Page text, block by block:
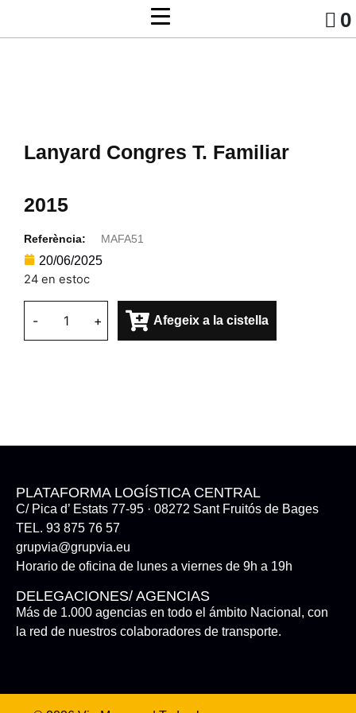
0
Lanyard Congres T. Familiar
2015
Referència: MAFA51
20/06/2025
24 en estoc
- + Afegeix a la cistella
PLATAFORMA LOGÍSTICA CENTRAL
C/ Pica d’ Estats 77-95 · 08272 Sant Fruitós de Bages
TEL. 93 875 76 57
grupvia@grupvia.eu
Horario de oficina de lunes a viernes de 9h a 19h
DELEGACIONES/ AGENCIAS
Más de 1.000 agencias en todo el ámbito Nacional, con
la red de nuestros colaboradores de transporte.